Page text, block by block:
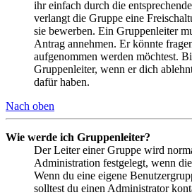
ihr einfach durch die
verlangt die Gruppe eine
sie bewerben. Ein Gruppenleiter
Antrag annehmen. Er könnte
aufgenommen werden möchtest.
Gruppenleiter, wenn er dich
dafür haben.
Nach oben
Wie werde ich Gruppenleiter?
Der Leiter einer Gruppe wird
Administration festgelegt, wenn
Wenn du eine eigene
solltest du einen Administrator